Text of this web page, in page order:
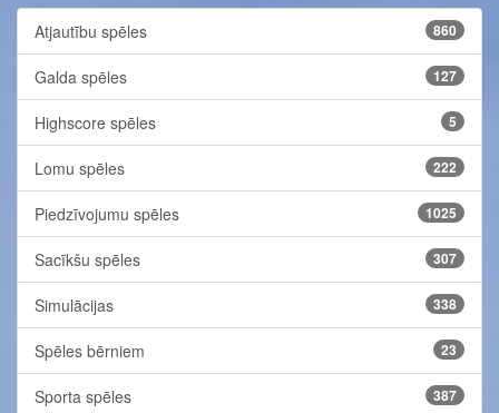
Atjautību spēles 860
Galda spēles 127
Highscore spēles 5
Lomu spēles 222
Piedzīvojumu spēles 1025
Sacīkšu spēles 307
Simulācijas 338
Spēles bērniem 23
Sporta spēles 387